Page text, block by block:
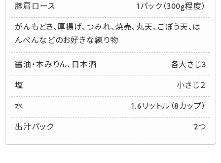
豚肩ロース 1パック（300g程度）
がんもどき、厚揚げ、つみれ、焼売、丸天、ごぼう天、は
んぺんなどのお好きな練り物
醤油・本みりん､日本酒 各大さじ3
塩 小さじ２
水 1.6リットル（8カップ）
出汁パック 2つ